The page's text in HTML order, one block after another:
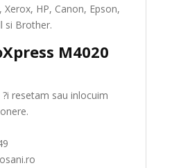
HP, Canon, Epson,
si Brother.
M4020
resetam sau inlocuim